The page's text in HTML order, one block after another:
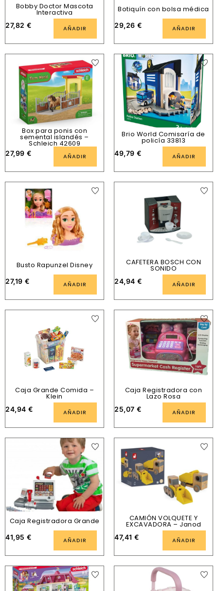
Bobby Doctor Mascota
Interactiva
27,82 € AÑADIR
Botiquín con bolsa médica
29,26 € AÑADIR
Box para ponis con
semental islandés –
Schleich 42609
27,99 € AÑADIR
Brio World Comisaría de
policía 33813
49,79 € AÑADIR
Busto Rapunzel Disney
27,19 € AÑADIR
CAFETERA BOSCH CON
SONIDO
24,94 € AÑADIR
Caja Grande Comida –
Klein
24,94 € AÑADIR
Caja Registradora con
Lazo Rosa
25,07 € AÑADIR
Caja Registradora Grande
41,95 € AÑADIR
CAMIÓN VOLQUETE Y
EXCAVADORA – Janod
47,41 € AÑADIR